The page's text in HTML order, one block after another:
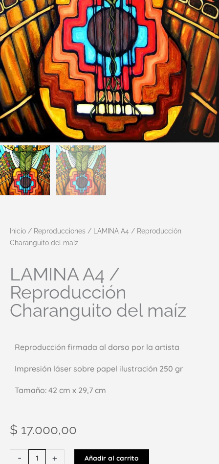
Inicio / Reproducciones / LAMINA A4 / Reproducción
Charanguito del maíz
LAMINA A4 /
Reproducción
Charanguito del maíz
Reproducción firmada al dorso por la artista
Impresión láser sobre papel ilustración 250 gr
Tamaño: 42 cm x 29,7 cm
$ 17.000,00
- + Añadir al carrito